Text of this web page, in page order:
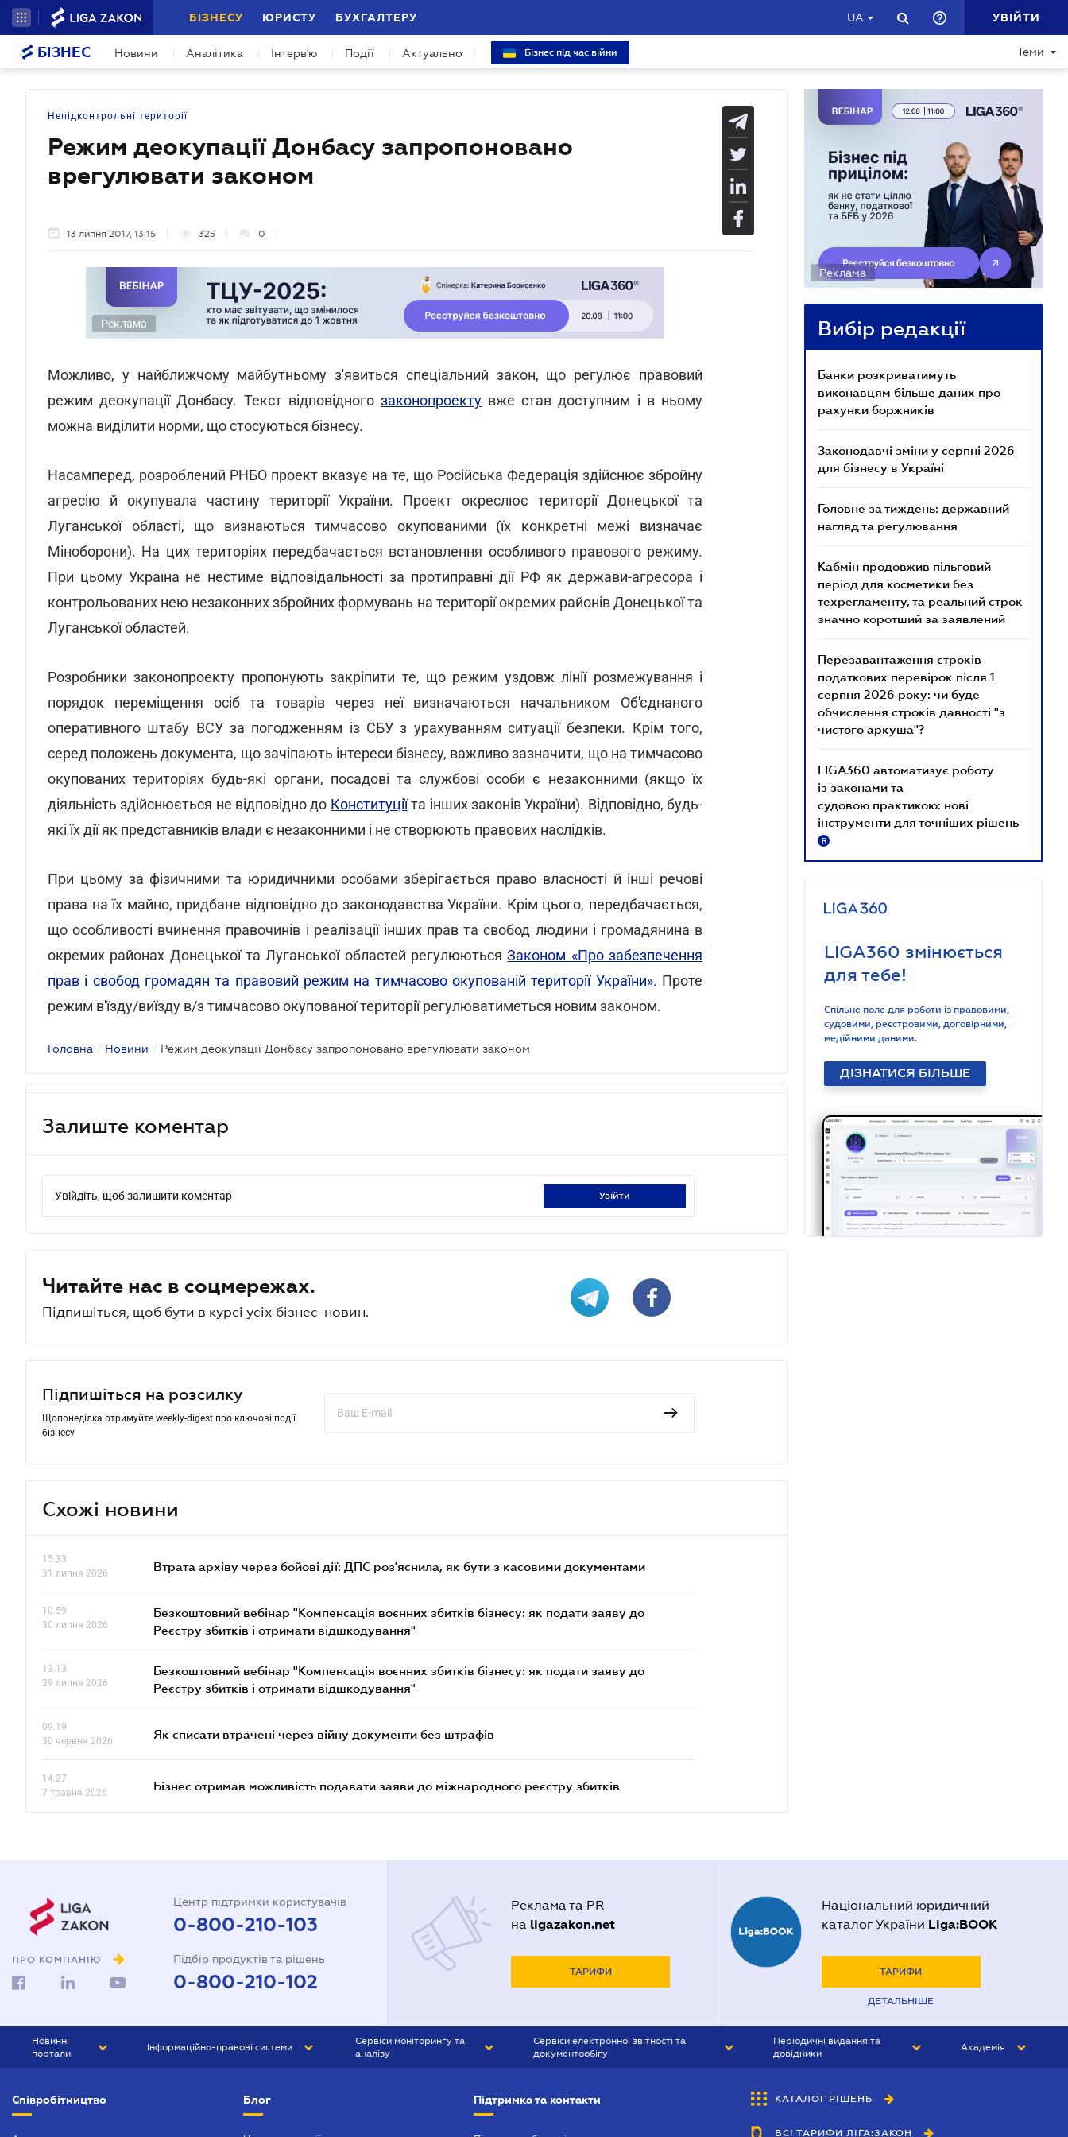
БІЗНЕСУ ЮРИСТУ БУХГАЛТЕРУ UA УВІЙТИ
БІЗНЕС Новини Аналітика Інтерв'ю Події Актуально Бізнес під час війни Теми
Непідконтрольні території
Режим деокупації Донбасу запропоновано
врегулювати законом
13 липня 2017, 13:15 325 0
Реклама
Можливо, у найближчому майбутньому з'явиться спеціальний закон, що регулює правовий
режим деокупації Донбасу. Текст відповідного законопроектувже став доступним і в ньому
можна виділити норми, що стосуються бізнесу.
Насамперед, розроблений РНБО проект вказує на те, що Російська Федерація здійснює збройну
агресію й окупувала частину території України. Проект окреслює території Донецької та
Луганської області, що визнаються тимчасово окупованими (їх конкретні межі визначає
Міноборони). На цих територіях передбачається встановлення особливого правового режиму.
При цьому Україна не нестиме відповідальності за протиправні дії РФ як держави-агресора і
контрольованих нею незаконних збройних формувань на території окремих районів Донецької та
Луганської областей.
Розробники законопроекту пропонують закріпити те, що режим уздовж лінії розмежування і
порядок переміщення осіб та товарів через неї визначаються начальником Об'єднаного
оперативного штабу ВСУ за погодженням із СБУ з урахуванням ситуації безпеки. Крім того,
серед положень документа, що зачіпають інтереси бізнесу, важливо зазначити, що на тимчасово
окупованих територіях будь-які органи, посадові та службові особи є незаконними (якщо їх
діяльність здійснюється не відповідно до Конституціїта інших законів України). Відповідно, будь-
які їх дії як представників влади є незаконними і не створюють правових наслідків.
При цьому за фізичними та юридичними особами зберігається право власності й інші речові
права на їх майно, придбане відповідно до законодавства України. Крім цього, передбачається,
що особливості вчинення правочинів і реалізації інших прав та свобод людини і громадянина в
окремих районах Донецької та Луганської областей регулюютьсяЗаконом «Про забезпечення
прав і свобод громадян та правовий режим на тимчасово окупованій території України». Проте
режим в'їзду/виїзду в/з тимчасово окупованої території регулюватиметься новим законом.
Головна / Новини / Режим деокупації Донбасу запропоновано врегулювати законом
Залиште коментар
Увійдіть, щоб залишити коментар увійти
Читайте нас в соцмережах.
Підпишіться, щоб бути в курсі усіх бізнес-новин.
Підпишіться на розсилку
Щопонеділка отримуйте weekly-digest про ключові події
бізнесу
Схожі новини
15.33
31 липня 2026
Втрата архіву через бойові дії: ДПС роз'яснила, як бути з касовими документами
10.59
30 липня 2026
Безкоштовний вебінар "Компенсація воєнних збитків бізнесу: як подати заяву до
Реєстру збитків і отримати відшкодування"
13.13
29 липня 2026
Безкоштовний вебінар "Компенсація воєнних збитків бізнесу: як подати заяву до
Реєстру збитків і отримати відшкодування"
09.19
30 червня 2026
Як списати втрачені через війну документи без штрафів
14.27
7 травня 2026
Бізнес отримав можливість подавати заяви до міжнародного реєстру збитків
Реклама
Вибір редакції
Банки розкриватимуть
виконавцям більше даних про
рахунки боржників
Законодавчі зміни у серпні 2026
для бізнесу в Україні
Головне за тиждень: державний
нагляд та регулювання
Кабмін продовжив пільговий
період для косметики без
техрегламенту, та реальний строк
значно коротший за заявлений
Перезавантаження строків
податкових перевірок після 1
серпня 2026 року: чи буде
обчислення строків давності "з
чистого аркуша"?
LIGA360 автоматизує роботу
із законами та
судовою практикою: нові
інструменти для точніших рішень
R
LIGA360 змінюється
для тебе!
Спільне поле для роботи із правовими,
судовими, реєстровими, договірними,
медійними даними.
ДІЗНАТИСЯ БІЛЬШЕ
ПРО КОМПАНІЮ
Центр підтримки користувачів
0-800-210-103
Підбір продуктів та рішень
0-800-210-102
Реклама та PR
на ligazakon.net
ТАРИФИ
Національний юридичний
каталог України Liga:BOOK
ТАРИФИ
ДЕТАЛЬНІШЕ
Новинні
портали
БІЗНЕС
Інформаційно-правові системи
Сервіси моніторингу та
аналізу
Сервіси електронної звітності та
документообігу
Періодичні видання та
довідники
БУХГАЛТЕР&ЗАКОН
ВІСНИК МСФЗ
Академія
Співробітництво Блог Підтримка та контакти КАТАЛОГ РІШЕНЬ
ВСІ ТАРИФИ ЛІГА:ЗАКОН